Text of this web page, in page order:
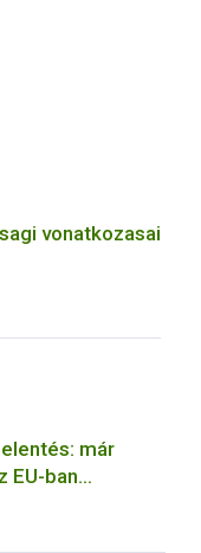
vonatkozasai
már
EU-ban